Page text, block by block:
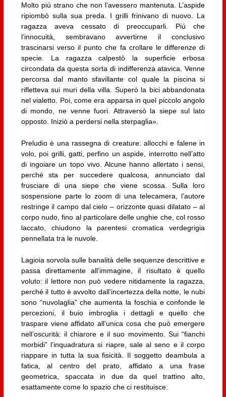
Molto piú strano che non l’avessero mantenuta. L’aspide
ripiombò sulla sua preda. I grilli frinivano di nuovo. La
ragazza aveva cessato di preoccuparli. Piú che
l’innocuità, sembravano avvertirne il conclusivo
trascinarsi verso il punto che fa crollare le differenze di
specie. La ragazza calpestò la superficie erbosa
circondata da questa sorta di indifferenza atavica. Venne
percorsa dal manto sfavillante col quale la piscina si
rifletteva sui muri della villa. Superò la bici abbandonata
nel vialetto. Poi, come era apparsa in quel piccolo angolo
di mondo, ne venne fuori. Attraversò la siepe sul lato
opposto. Iniziò a perdersi nella sterpaglia».
Preludio è una rassegna di creature: allocchi e falene in
volo, poi grilli, gatti, perfino un aspide, interrotto nell’atto
di ingoiare un topo vivo. Alcune hanno allertato i sensi,
perché sta per succedere qualcosa, annunciato dal
frusciare di una siepe che viene scossa. Sulla loro
sospensione parte lo zoom di una telecamera, l’autore
restringe il campo dal cielo – orizzonte quasi dilatato – al
corpo nudo, fino al particolare delle unghie che, col rosso
laccato, chiudono la parentesi cromatica verdegrigia
pennellata tra le nuvole.
Lagioia sorvola sulle banalità delle sequenze descrittive e
passa direttamente all’immagine, il risultato è quello
voluto: il lettore non può vedere nitidamente la ragazza,
perché il tutto è avvolto dall’incertezza della notte, le nubi
sono “nuvolaglia” che aumenta la foschia e confonde le
percezioni, il buio imbroglia i dettagli e quello che
traspare viene affidato all’unica cosa che può emergere
nell’oscurità: il chiarore e il suo movimento. Sui “fianchi
morbidi” l’inquadratura si riapre, sale al seno e il corpo
riappare in tutta la sua fisicità. Il soggetto deambula a
fatica, al centro del prato, affidato a una frase
geometrica, spaccata in due da quel trattino alto,
esattamente come lo spazio che ci restituisce: